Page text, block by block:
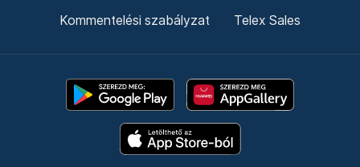
Kommentelési szabályzat Telex Sales